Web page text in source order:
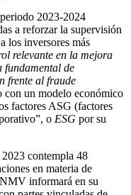
2023-2024
a reforzar la supervisión
los inversores más
relevante en la mejora
fundamental de
frente al fraude
con un modelo económico
factores ASG (factores
o ESG por su
contempla 48
en materia de
informará en su